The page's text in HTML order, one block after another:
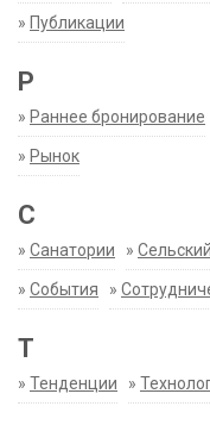
» Публикации
Р
» Раннее бронирование
» Рынок
С
» Санатории »
» События »
Т
» Тенденции »